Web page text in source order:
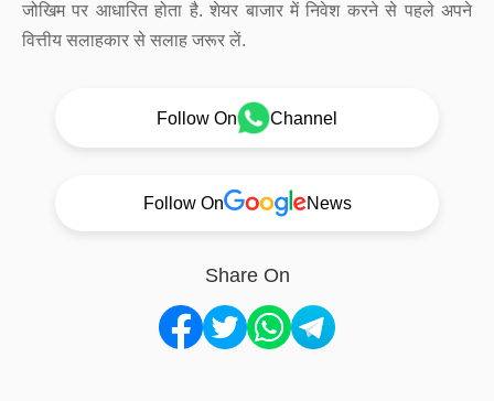
जोखिम पर आधारित होता है. शेयर बाजार में निवेश करने से पहले अपने
वित्तीय सलाहकार से सलाह जरूर लें.
Follow On Channel
Follow On News
Share On